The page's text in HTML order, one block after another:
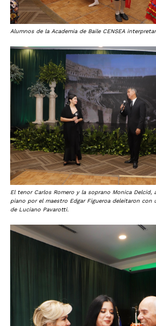
Alumnos de la Academia de Baile CENSEA
El tenor Carlos Romero y la soprano Monica Delcid,
piano por el maestro Edgar Figueroa deleitaron con
de Luciano Pavarotti.